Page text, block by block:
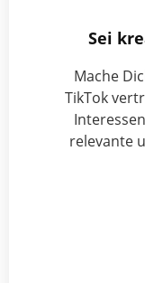
Sei
Mache
TikTok
relevante